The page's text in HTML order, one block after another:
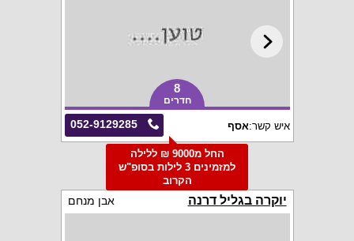
8
חדרים
052-9129285 איש קשר:אסף
החל מ9000 ₪ ללילה
למזמינים 3 לילות בסופ"ש
הקרוב
יוקרה בגליל דרנה אבן מנחם